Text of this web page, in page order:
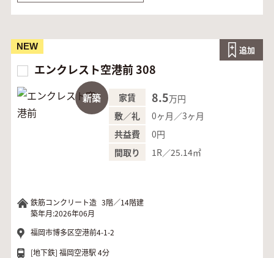
エンクレスト空港前 308
NEW
新築
追加
家賃 8.5万円
敷／礼
0ヶ月／3ヶ月
共益費
0円
間取り
1R／25.14㎡
鉄筋コンクリート造 3階／14階建
築年月:2026年06月
福岡市博多区空港前4-1-2
[地下鉄] 福岡空港駅 4分